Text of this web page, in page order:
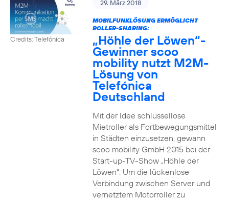
Credits: Telefónica
29. März 2018
MOBILFUNKLÖSUNG ERMÖGLICHT
ROLLER-SHARING:
„Höhle der Löwen“-
Gewinner scoo
mobility nutzt M2M-
Lösung von
Telefónica
Deutschland
Mit der Idee schlüssellose
Mietroller als Fortbewegungsmittel
in Städten einzusetzen, gewann
scoo mobility GmbH 2015 bei der
Start-up-TV-Show „Höhle der
Löwen“. Um die lückenlose
Verbindung zwischen Server und
vernetztem Motorroller zu